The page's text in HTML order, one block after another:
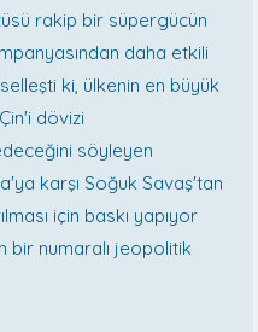
rakip bir süpergücün
daha etkili
ki, ülkenin en büyük
dövizi
söyleyen
karşı Soğuk Savaş'tan
için baskı yapıyor
bir numaralı jeopolitik